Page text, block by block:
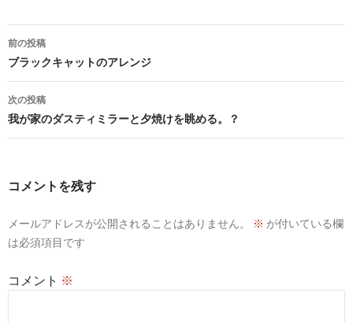
投
稿
ナ
ビ
ゲ
ョ
前の投稿
ブラックキャットのアレンジ
次の投稿
我が家のダスティミラーと夕焼けを眺める。？
コメントを残す
メールアドレスが公開されることはありません。 ※ が付いている欄
は必須項目です
コメント ※